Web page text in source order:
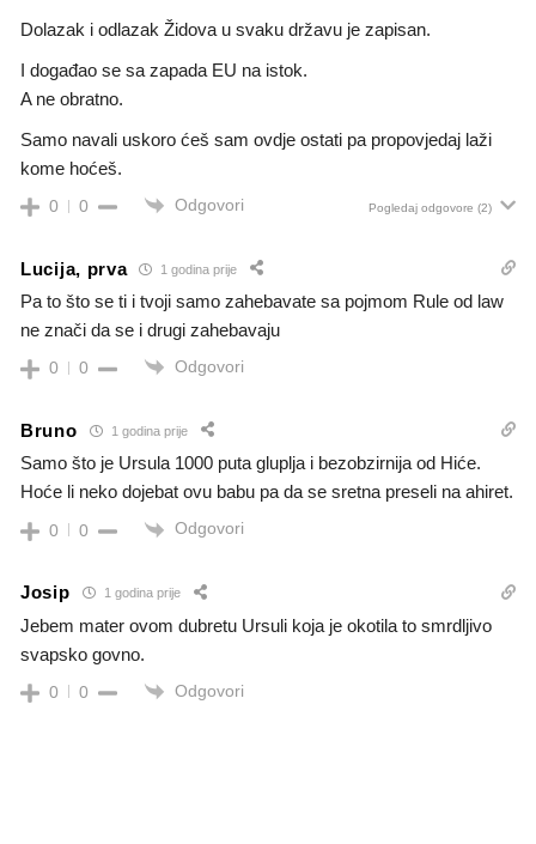
Dolazak i odlazak Židova u svaku državu je zapisan.
I događao se sa zapada EU na istok.
A ne obratno.
Samo navali uskoro ćeš sam ovdje ostati pa propovjedaj laži
kome hoćeš.
0 0 Odgovori Pogledaj odgovore (2)
Lucija, prva 1 godina prije
Pa to što se ti i tvoji samo zahebavate sa pojmom Rule od law
ne znači da se i drugi zahebavaju
0 0 Odgovori
Bruno 1 godina prije
Samo što je Ursula 1000 puta gluplja i bezobzirnija od Hiće.
Hoće li neko dojebat ovu babu pa da se sretna preseli na ahiret.
0 0 Odgovori
Josip 1 godina prije
Jebem mater ovom dubretu Ursuli koja je okotila to smrdljivo
svapsko govno.
0 0 Odgovori